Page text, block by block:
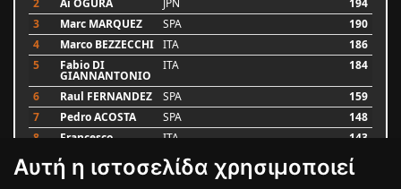
Αυτή η ιστοσελίδα χρησιμοποιεί
3
Marc MARQUEZ SPA
190
4
Marco BEZZECCHI ITA
186
5
Fabio DI
GIANNANTONIO
ITA 184
6 Raul FERNANDEZ SPA
159
7
Pedro ACOSTA SPA
148
8
Francesco ITA 143
9 Alex MARQUEZ SPA